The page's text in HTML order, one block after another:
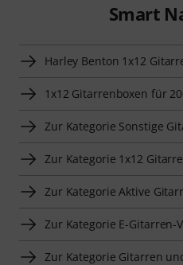
Smart
Harley Benton 1x12
1x12 Gitarrenboxen für
Zur Kategorie Sonstige
Zur Kategorie 1x12
Zur Kategorie Aktive
Zur Kategorie E-Gitarren-
Zur Kategorie Gitarren